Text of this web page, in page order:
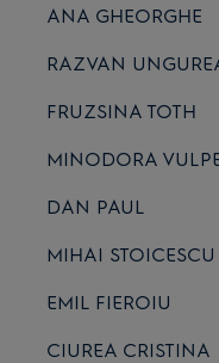
ANA GHEORGHE
RAZVAN
FRUZSINA TOTH
MINODORA
DAN PAUL
MIHAI STOICESCU
EMIL FIEROIU
CIUREA CRISTINA